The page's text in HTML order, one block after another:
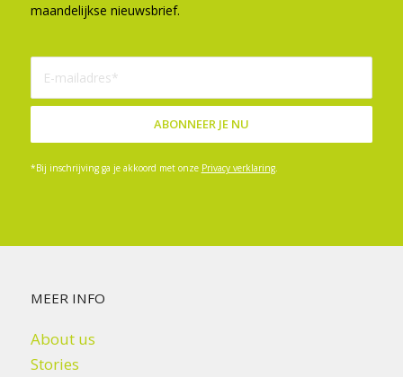
maandelijkse nieuwsbrief.
*Bij inschrijving ga je akkoord met onze Privacy verklaring.
MEER INFO
About us
Stories